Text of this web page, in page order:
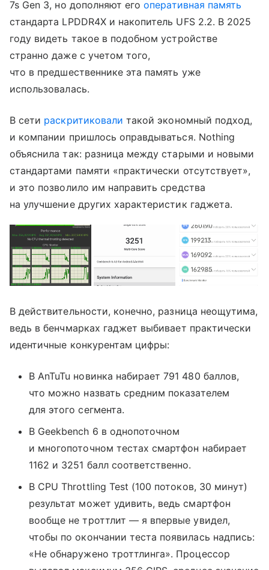
7s Gen 3, но дополняют егооперативная память
стандарта LPDDR4X и накопитель UFS 2.2. В 2025
году видеть такое в подобном устройстве
странно даже с учетом того,
что в предшественнике эта память уже
использовалась.
В сети раскритиковали такой экономный подход,
и компании пришлось оправдываться. Nothing
объяснила так: разница между старыми и новыми
стандартами памяти «практически отсутствует»,
и это позволило им направить средства
на улучшение других характеристик гаджета.
В действительности, конечно, разница неощутима,
ведь в бенчмарках гаджет выбивает практически
идентичные конкурентам цифры:
В AnTuTu новинка набирает 791 480 баллов,
что можно назвать средним показателем
для этого сегмента.
В Geekbench 6 в однопоточном
и многопоточном тестах смартфон набирает
1162 и 3251 балл соответственно.
В CPU Throttling Test (100 потоков, 30 минут)
результат может удивить, ведь смартфон
вообще не троттлит — я впервые увидел,
чтобы по окончании теста появилась надпись:
«Не обнаружено троттлинга». Процессор